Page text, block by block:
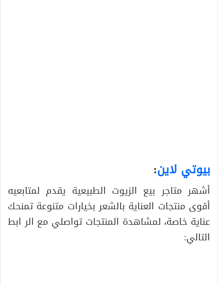
بيوتي لاين:
أشهر متاجر بيع الزيوت الطبيعية يقدم لمتابعيه
أقوى منتجات العناية بالشعر بخيارات متنوعة تمنحك
عناية خاصة، لمشاهدة المنتجات تواصلي مع الر ابط
التالي: